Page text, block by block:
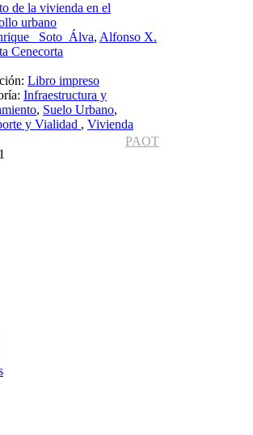
de la vivienda en el
urbano
Soto_Álva, Alfonso X.
Cenecorta
Libro impreso
Infraestructura y
, Suelo Urbano,
y Vialidad , Vivienda
PAOT